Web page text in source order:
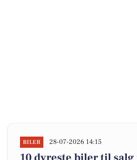
BILER 28-07-2026 14:15